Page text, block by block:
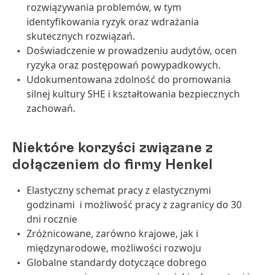
rozwiązywania problemów, w tym
identyfikowania ryzyk oraz wdrażania
skutecznych rozwiązań.
Doświadczenie w prowadzeniu audytów, ocen
ryzyka oraz postępowań powypadkowych.
Udokumentowana zdolność do promowania
silnej kultury SHE i kształtowania bezpiecznych
zachowań.
Niektóre korzyści związane z
dołączeniem do firmy Henkel
Elastyczny schemat pracy z elastycznymi
godzinami i możliwość pracy z zagranicy do 30
dni rocznie
Zróżnicowane, zarówno krajowe, jak i
międzynarodowe, możliwości rozwoju
Globalne standardy dotyczące dobrego